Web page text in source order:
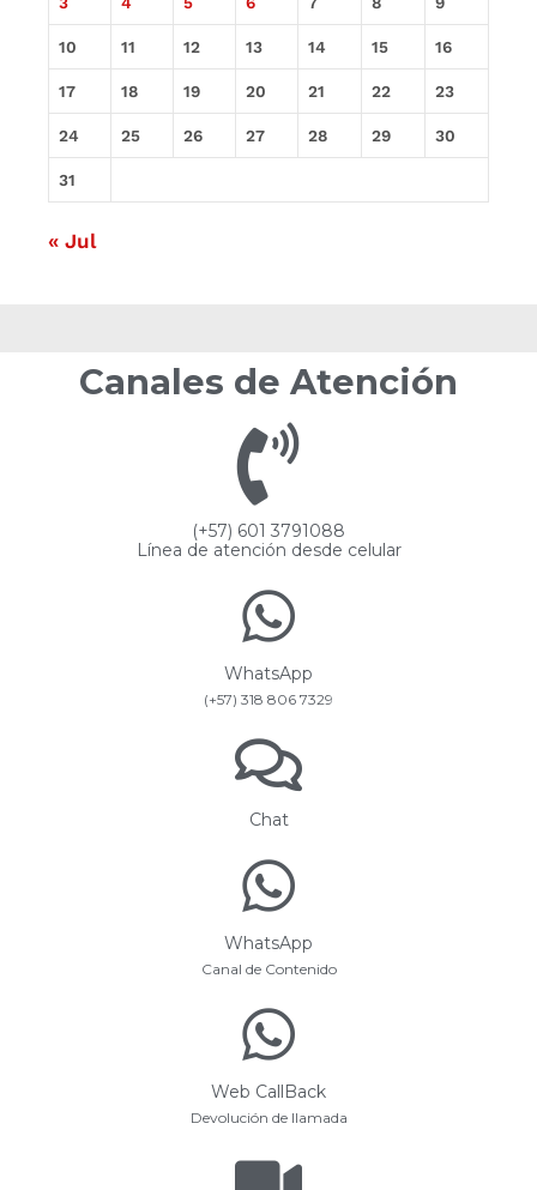
10 11 12 13 14 15 16
17 18 19 20 21 22 23
24 25 26 27 28 29 30
31
« Jul
Canales de Atención
(+57) 601 3791088
Línea de atención desde celular
WhatsApp
(+57) 318 806 7329
Chat
WhatsApp
Canal de Contenido
Web CallBack
Devolución de llamada